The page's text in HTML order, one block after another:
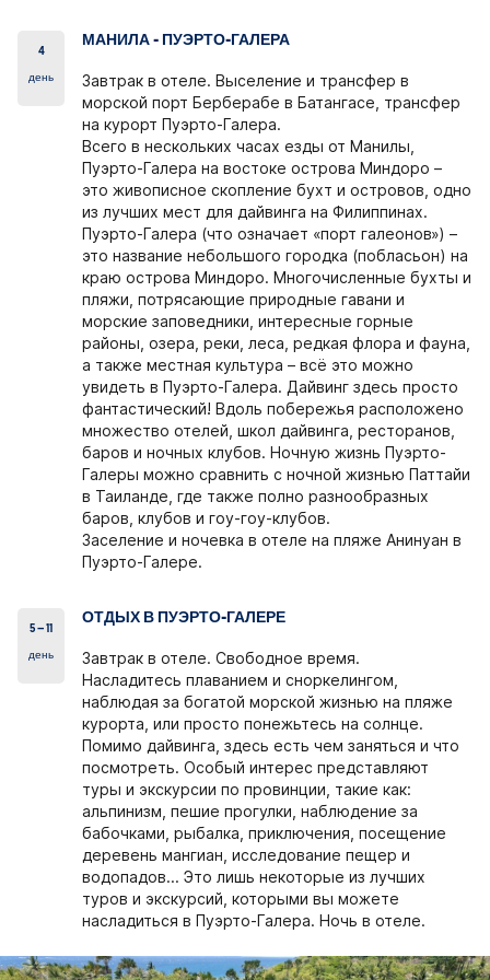
4
день
МАНИЛА - ПУЭРТО-ГАЛЕРА
Завтрак в отеле. Выселение и трансфер в
морской порт Берберабе в Батангасе, трансфер
на курорт Пуэрто-Галера.
Всего в нескольких часах езды от Манилы,
Пуэрто-Галера на востоке острова Миндоро –
это живописное скопление бухт и островов, одно
из лучших мест для дайвинга на Филиппинах.
Пуэрто-Галера (что означает «порт галеонов») –
это название небольшого городка (побласьон) на
краю острова Миндоро. Многочисленные бухты и
пляжи, потрясающие природные гавани и
морские заповедники, интересные горные
районы, озера, реки, леса, редкая флора и фауна,
а также местная культура – ​​всё это можно
увидеть в Пуэрто-Галера. Дайвинг здесь просто
фантастический! Вдоль побережья расположено
множество отелей, школ дайвинга, ресторанов,
баров и ночных клубов. Ночную жизнь Пуэрто-
Галеры можно сравнить с ночной жизнью Паттайи
в Таиланде, где также полно разнообразных
баров, клубов и гоу-гоу-клубов.
Заселение и ночевка в отеле на пляже Анинуан в
Пуэрто-Галере.
5 – 11
день
ОТДЫХ В ПУЭРТО-ГАЛЕРЕ
Завтрак в отеле. Свободное время.
Насладитесь плаванием и сноркелингом,
наблюдая за богатой морской жизнью на пляже
курорта, или просто понежьтесь на солнце.
Помимо дайвинга, здесь есть чем заняться и что
посмотреть. Особый интерес представляют
туры и экскурсии по провинции, такие как:
альпинизм, пешие прогулки, наблюдение за
бабочками, рыбалка, приключения, посещение
деревень мангиан, исследование пещер и
водопадов... Это лишь некоторые из лучших
туров и экскурсий, которыми вы можете
насладиться в Пуэрто-Галера. Ночь в отеле.